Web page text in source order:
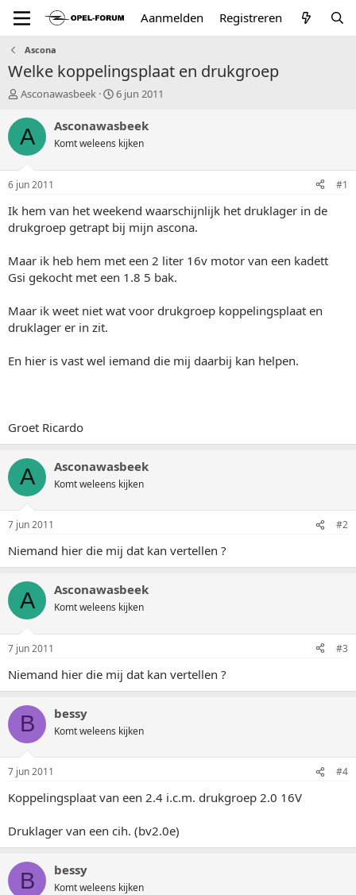
Aanmelden Registreren
Ascona
Welke koppelingsplaat en drukgroep
T
p
i
a
r
e
Asconawasbeek
S
a
u
m
6 jun 2011
A Asconawasbeek
Komt weleens kijken
6 jun 2011 #1
Ik hem van het weekend waarschijnlijk het druklager in de
drukgroep getrapt bij mijn ascona.
Maar ik heb hem met een 2 liter 16v motor van een kadett
Gsi gekocht met een 1.8 5 bak.
Maar ik weet niet wat voor drukgroep koppelingsplaat en
druklager er in zit.
En hier is vast wel iemand die mij daarbij kan helpen.
Groet Ricardo
A Asconawasbeek
Komt weleens kijken
7 jun 2011 #2
Niemand hier die mij dat kan vertellen ?
A Asconawasbeek
Komt weleens kijken
7 jun 2011 #3
Niemand hier die mij dat kan vertellen ?
B bessy
Komt weleens kijken
7 jun 2011 #4
Koppelingsplaat van een 2.4 i.c.m. drukgroep 2.0 16V
Druklager van een cih. (bv2.0e)
B bessy
Komt weleens kijken